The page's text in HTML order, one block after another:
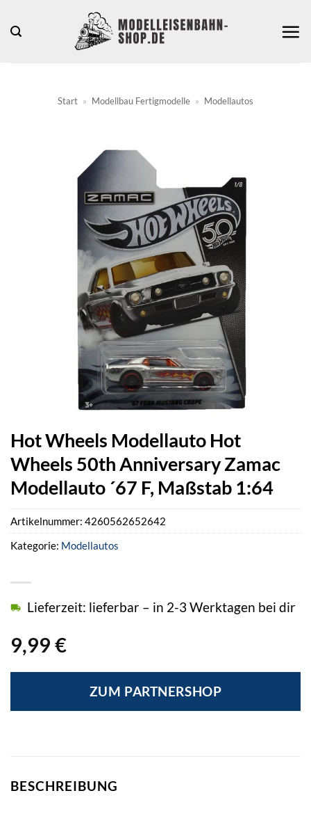
Inhalt
Start » Modellbau Fertigmodelle » Modellautos
Hot Wheels Modellauto Hot
Wheels 50th Anniversary Zamac
Modellauto ´67 F, Maßstab 1:64
9,99 €
Lieferzeit: lieferbar – in 2-3 Werktagen bei dir
ZUM PARTNERSHOP
Artikelnummer: 4260562652642
Kategorie: Modellautos
BESCHREIBUNG